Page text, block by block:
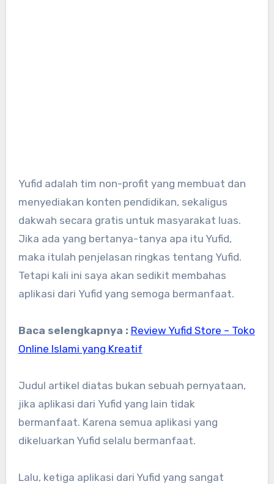
Yufid adalah tim non-profit yang membuat dan
menyediakan konten pendidikan, sekaligus
dakwah secara gratis untuk masyarakat luas.
Jika ada yang bertanya-tanya apa itu Yufid,
maka itulah penjelasan ringkas tentang Yufid.
Tetapi kali ini saya akan sedikit membahas
aplikasi dari Yufid yang semoga bermanfaat.
Baca selengkapnya : Review Yufid Store – Toko
Online Islami yang Kreatif
Judul artikel diatas bukan sebuah pernyataan,
jika aplikasi dari Yufid yang lain tidak
bermanfaat. Karena semua aplikasi yang
dikeluarkan Yufid selalu bermanfaat.
Lalu, ketiga aplikasi dari Yufid yang sangat